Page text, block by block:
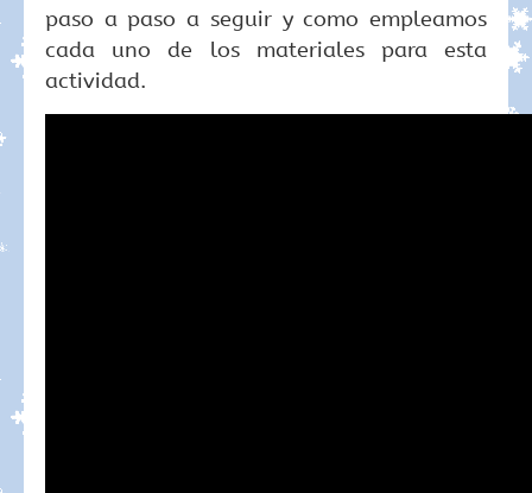
paso a paso a seguir y como empleamos
cada uno de los materiales para esta
actividad.